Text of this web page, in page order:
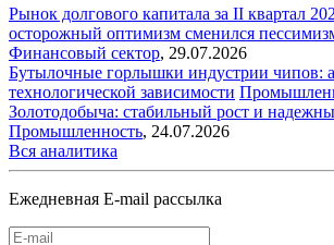
Рынок долгового капитала за II квартал
осторожный оптимизм сменился
Финансовый сектор, 29.07.2026
Бутылочные горлышки индустрии чипов:
технологической зависимости
Золотодобыча: стабильный рост и
Промышленность, 24.07.2026
Вся аналитика
Ежедневная E-mail рассылка